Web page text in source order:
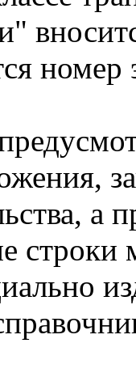
номер
а
строки